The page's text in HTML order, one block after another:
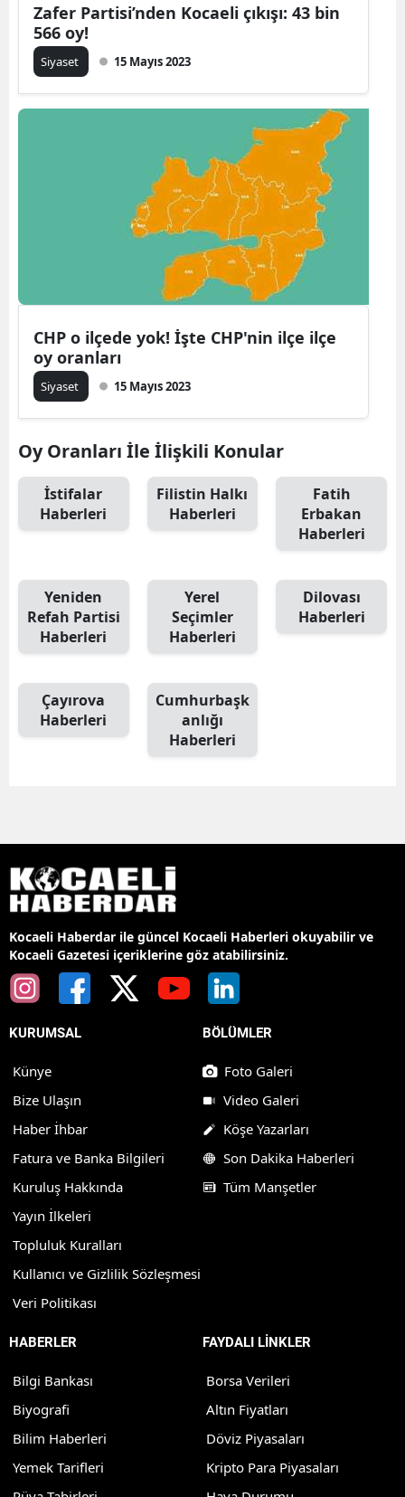
Zafer Partisi’nden Kocaeli çıkışı: 43 bin
566 oy!
Siyaset 15 Mayıs 2023
CHP o ilçede yok! İşte CHP'nin ilçe ilçe
oy oranları
Siyaset 15 Mayıs 2023
Oy Oranları İle İlişkili Konular
İstifalar
Haberleri
Filistin Halkı
Haberleri
Fatih
Erbakan
Haberleri
Yeniden
Refah Partisi
Haberleri
Yerel
Seçimler
Haberleri
Dilovası
Haberleri
Çayırova
Haberleri
Cumhurbaşk
anlığı
Haberleri
Kocaeli Haberdar ile güncel Kocaeli Haberleri okuyabilir ve
Kocaeli Gazetesi içeriklerine göz atabilirsiniz.
KURUMSAL
Künye
Bize Ulaşın
Haber İhbar
Fatura ve Banka Bilgileri
Kuruluş Hakkında
Yayın İlkeleri
Topluluk Kuralları
Kullanıcı ve Gizlilik Sözleşmesi
Veri Politikası
BÖLÜMLER
Foto Galeri
Video Galeri
Köşe Yazarları
Son Dakika Haberleri
Tüm Manşetler
HABERLER
Bilgi Bankası
Biyografi
Bilim Haberleri
Yemek Tarifleri
FAYDALI LİNKLER
Borsa Verileri
Altın Fiyatları
Döviz Piyasaları
Kripto Para Piyasaları